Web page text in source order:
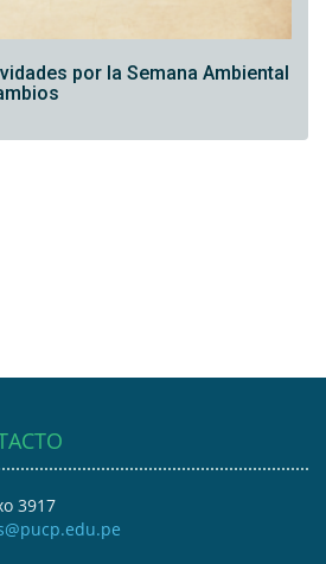
por la Semana Ambiental
3917